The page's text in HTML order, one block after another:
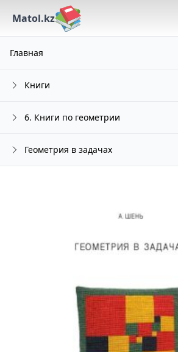
Matol.kz
Главная
Книги
6. Книги по геометрии
Геометрия в задачах